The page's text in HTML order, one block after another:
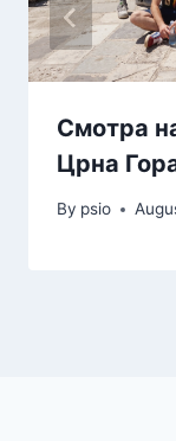
Смотра
Црна
By psio